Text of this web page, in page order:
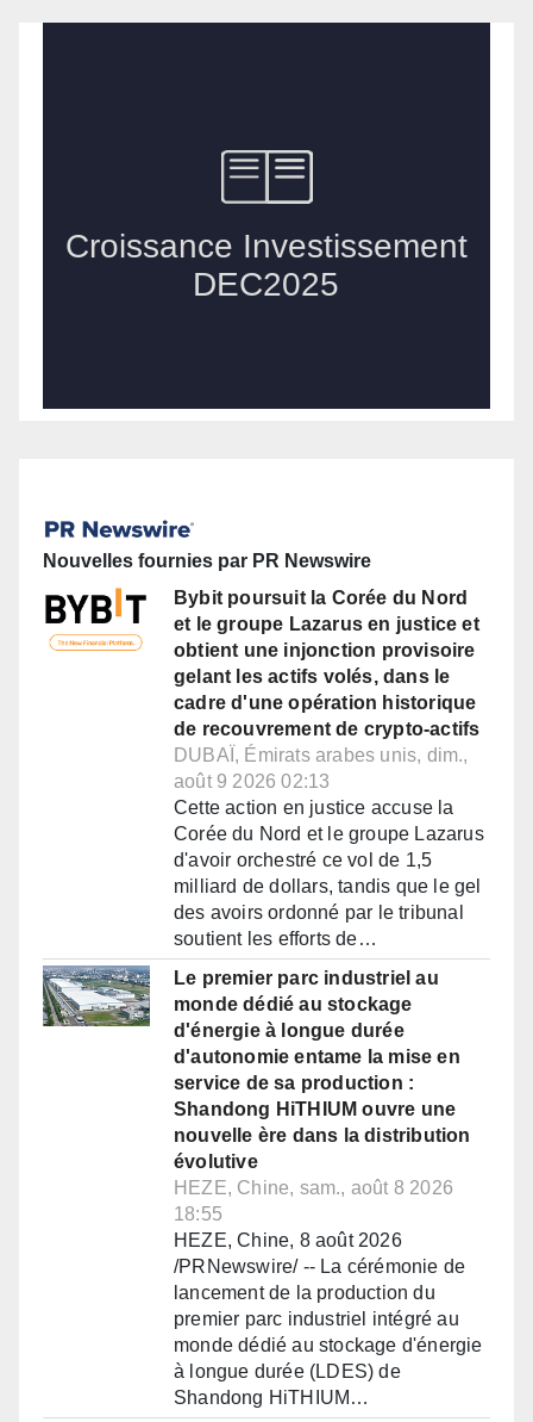
Nouvelles fournies par PR Newswire
Bybit poursuit la Corée du Nord
et le groupe Lazarus en justice et
obtient une injonction provisoire
gelant les actifs volés, dans le
cadre d'une opération historique
de recouvrement de crypto-actifs
DUBAÏ, Émirats arabes unis, dim.,
août 9 2026 02:13
Cette action en justice accuse la
Corée du Nord et le groupe Lazarus
d'avoir orchestré ce vol de 1,5
milliard de dollars, tandis que le gel
des avoirs ordonné par le tribunal
soutient les efforts de…
Le premier parc industriel au
monde dédié au stockage
d'énergie à longue durée
d'autonomie entame la mise en
service de sa production :
Shandong HiTHIUM ouvre une
nouvelle ère dans la distribution
évolutive
HEZE, Chine, sam., août 8 2026
18:55
HEZE, Chine, 8 août 2026
/PRNewswire/ -- La cérémonie de
lancement de la production du
premier parc industriel intégré au
monde dédié au stockage d'énergie
à longue durée (LDES) de
Shandong HiTHIUM…